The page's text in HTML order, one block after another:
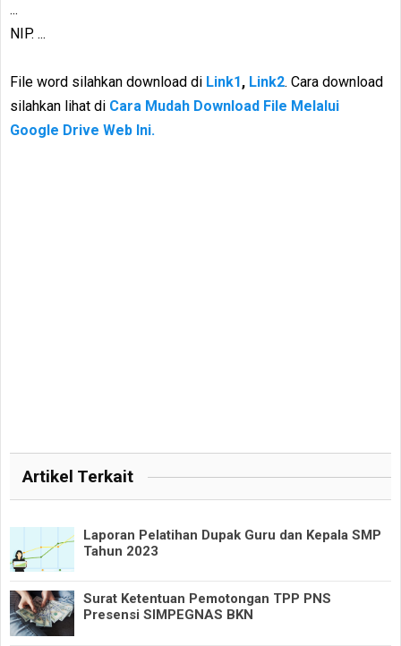
...
NIP. ...
File word silahkan download di Link1, Link2. Cara download
silahkan lihat di Cara Mudah Download File Melalui
Google Drive Web Ini.
Artikel Terkait
Laporan Pelatihan Dupak Guru dan Kepala SMP
Tahun 2023
Surat Ketentuan Pemotongan TPP PNS
Presensi SIMPEGNAS BKN